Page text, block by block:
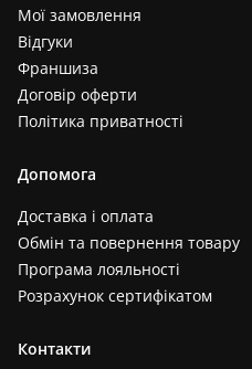
Мої замовлення
Відгуки
Франшиза
Договір оферти
Політика приватності
Допомога
Доставка і оплата
Обмін та повернення товару
Програма лояльності
Розрахунок сертифікатом
Контакти